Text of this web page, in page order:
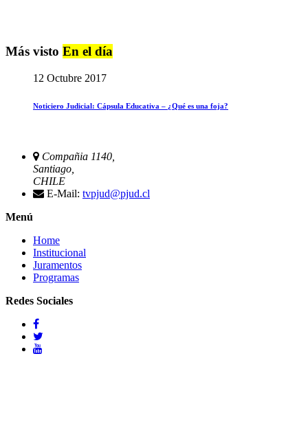
Más visto En el día
12 Octubre 2017
Noticiero Judicial: Cápsula Educativa – ¿Qué es una foja?
Compañia 1140,
Santiago,
CHILE
E-Mail: tvpjud@pjud.cl
Menú
Home
Institucional
Juramentos
Programas
Redes Sociales